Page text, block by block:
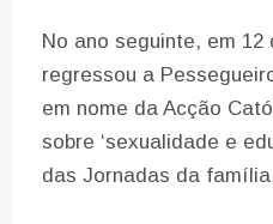
No ano seguinte, em 12
regressou a
em nome da Acção
sobre ‘sexualidade e
das Jornadas da